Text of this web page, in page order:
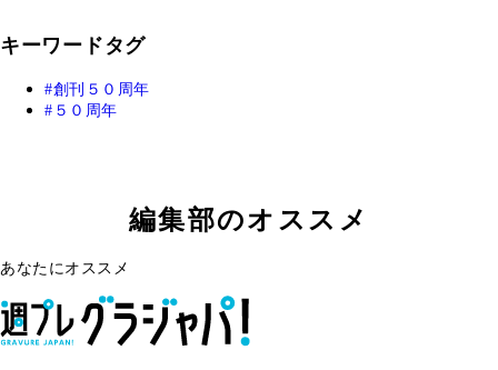
キーワードタグ
創刊５０周年
５０周年
編集部のオススメ
あなたにオススメ